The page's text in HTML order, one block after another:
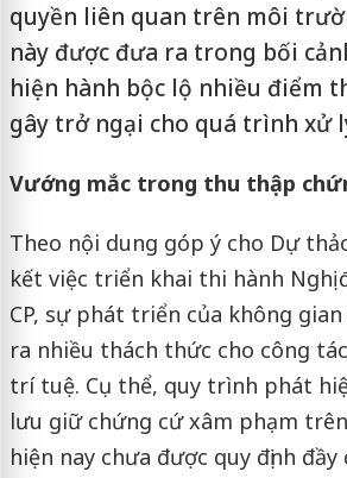
quyền liên quan trên môi
này được đưa ra trong bối
hiện hành bộc lộ nhiều điểm
gây trở ngại cho quá trình xử
Vướng mắc trong thu thập
Theo nội dung góp ý cho Dự
kết việc triển khai thi hành Nghị
CP, sự phát triển của không
ra nhiều thách thức cho công
trí tuệ. Cụ thể, quy trình phát
lưu giữ chứng cứ xâm phạm
hiện nay chưa được quy định đầy